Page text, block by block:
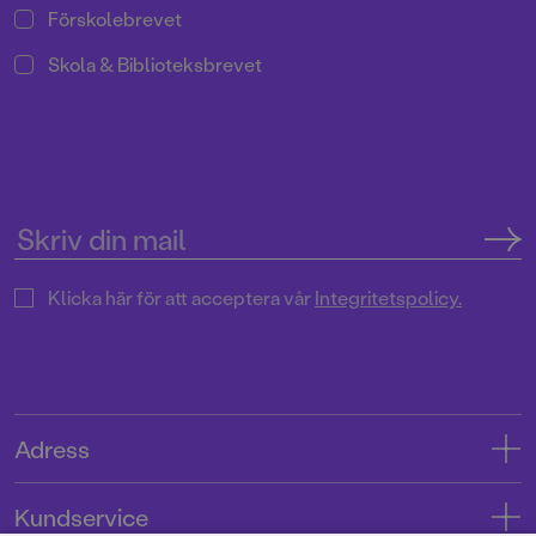
Förskolebrevet
Skola & Biblioteksbrevet
Klicka här för att acceptera vårIntegritetspolicy.
Adress
Kundservice